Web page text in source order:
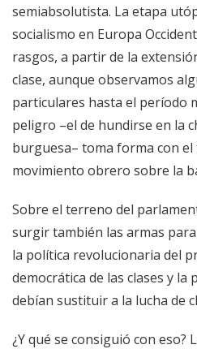
semiabsolutista. La etapa
socialismo en Europa
rasgos, a partir de la
clase, aunque observamos
particulares hasta el período
peligro –el de hundirse en la
burguesa– toma forma con
movimiento obrero sobre la
Sobre el terreno del
surgir también las armas
la política revolucionaria del
democrática de las clases y la
debían sustituir a la lucha de
¿Y qué se consiguió con eso?